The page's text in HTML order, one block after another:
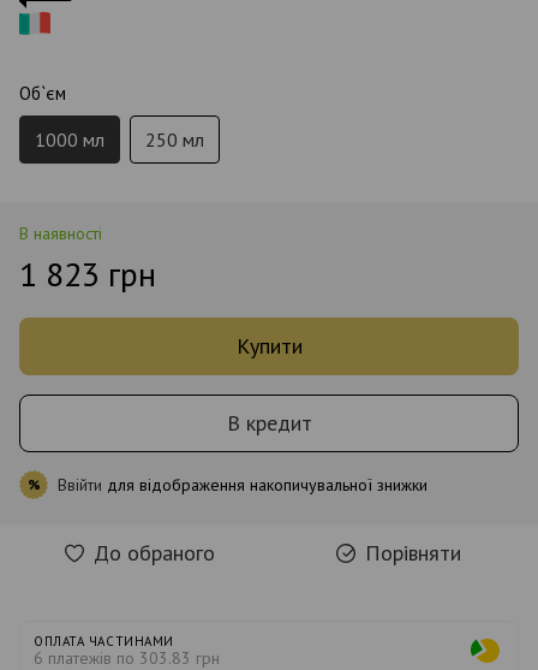
Об`єм
1000 мл 250 мл
В наявності
1 823 грн
Купити
В кредит
% Ввійти для відображення накопичувальної знижки
До обраного Порівняти
ОПЛАТА ЧАСТИНАМИ
6 платежів по 303.83 грн